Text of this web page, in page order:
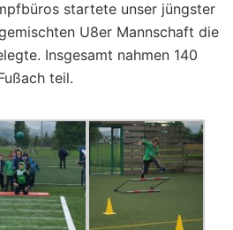
startete unser jüngster
U8er Mannschaft die
Insgesamt nahmen 140
teil.